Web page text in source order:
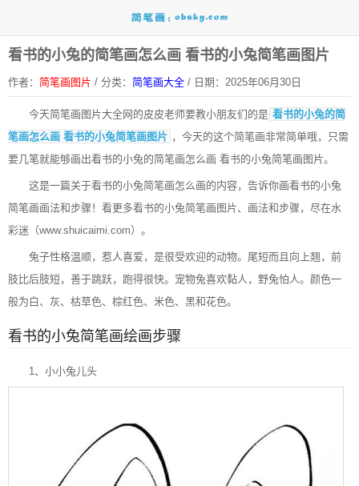
看书的小兔的简笔画怎么画 看书的小兔简笔画图片
作者： 简笔画图片 / 分类： 简笔画大全 / 日期：2025年06月30日
今天简笔画图片大全网 的皮皮老师要教小朋友们的是 看书的小兔的简
笔画怎么画 看书的小兔简笔画图片 ，今天的这个简笔画非常简单哦，只需
要几笔就能够画出看书的小兔的简笔画怎么画 看书的小兔简笔画图片。
这是一篇关于看书的小兔简笔画怎么画的内容，告诉你画看书的小兔
简笔画画法和步骤！看更多看书的小兔简笔画图片、画法和步骤，尽在水
彩迷（www.shuicaimi.com）。
兔子性格温顺，惹人喜爱，是很受欢迎的动物。尾短而且向上翘，前
肢比后肢短，善于跳跃，跑得很快。宠物兔喜欢黏人，野兔怕人。颜色一
般为白、灰、枯草色、棕红色、米色、黑和花色。
看书的小兔简笔画绘画步骤
1、小小兔儿头